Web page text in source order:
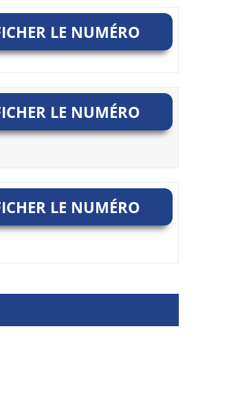
LE NUMÉRO
LE NUMÉRO
LE NUMÉRO